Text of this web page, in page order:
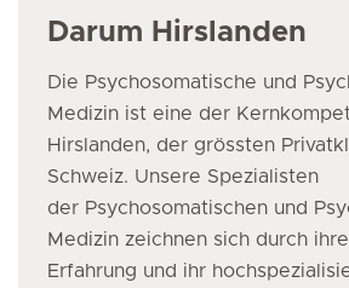
Darum Hirslanden
Die Psychosomatische und
Medizin ist eine der
Hirslanden, der grössten
Schweiz. Unsere Spezialisten
der Psychosomatischen und
Medizin zeichnen sich durch
Erfahrung und ihr